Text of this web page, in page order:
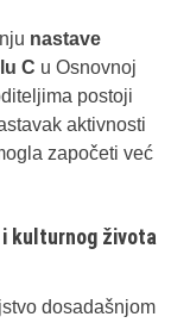
nastave
C u Osnovnoj
postoji
aktivnosti
započeti već
kulturnog života
dosadašnjom